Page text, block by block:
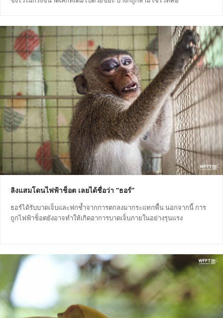
ลิงแสมโดนไฟฟ้าช็อต เลยได้ชื่อว่า “ธอร์”
ธอร์ได้รับบาดเจ็บและฟกช้ำจากการตกลงมากระแทกพื้น นอกจากนี้ การ
ถูกไฟฟ้าช็อตยังอาจทำให้เกิดอาการบาดเจ็บภายในอย่างรุนแรง